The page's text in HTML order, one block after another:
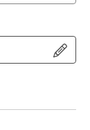
gratis
u gratis
met